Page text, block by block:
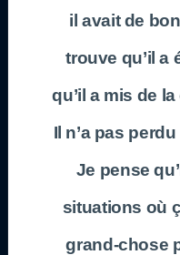
il avait de
trouve qu’il a
qu’il a mis de
Il n’a pas
Je pense
situations où
grand-chose